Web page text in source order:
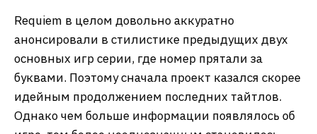
Requiem в целом довольно аккуратно
анонсировали в стилистике предыдущих двух
основных игр серии, где номер прятали за
буквами. Поэтому сначала проект казался скорее
идейным продолжением последних тайтлов.
Однако чем больше информации появлялось об